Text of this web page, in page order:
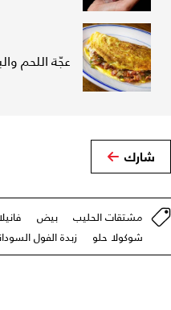
عجّة اللحم
شارك
مشتقات الحليب بيض
شوكولا حلو
زبدة الفول